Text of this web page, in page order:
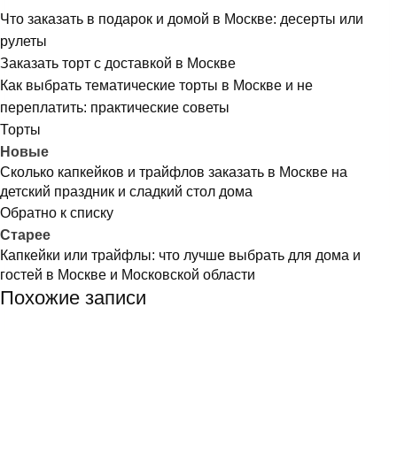
Что заказать в подарок и домой в Москве: десерты или
рулеты
Заказать торт с доставкой в Москве
Как выбрать тематические торты в Москве и не
переплатить: практические советы
Торты
Новые
Сколько капкейков и трайфлов заказать в Москве на
детский праздник и сладкий стол дома
Обратно к списку
Старее
Капкейки или трайфлы: что лучше выбрать для дома и
гостей в Москве и Московской области
Похожие записи